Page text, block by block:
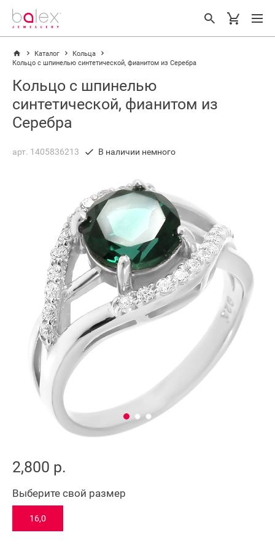
Каталог
Кольца
Кольцо с шпинелью синтетической, фианитом из Серебра
Кольцо с шпинелью
синтетической, фианитом из
Серебра
арт. 1405836213 В наличии немного
2,800 р.
Выберите свой размер
16,0